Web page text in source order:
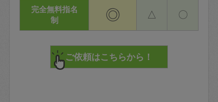
完全無料指名
制
◎ △ 〇